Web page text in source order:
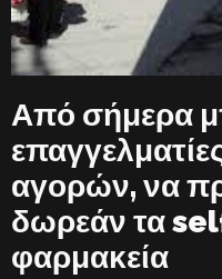
Από σήμερα
αγορών, να
δωρεάν τα
φαρμακεία